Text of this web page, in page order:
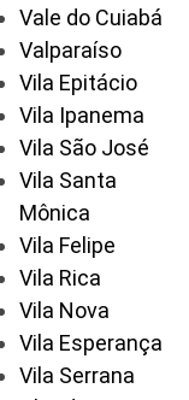
Vale do Cuiabá
Valparaíso
Vila Epitácio
Vila Ipanema
Vila São José
Vila Santa
Mônica
Vila Felipe
Vila Rica
Vila Nova
Vila Esperança
Vila Serrana